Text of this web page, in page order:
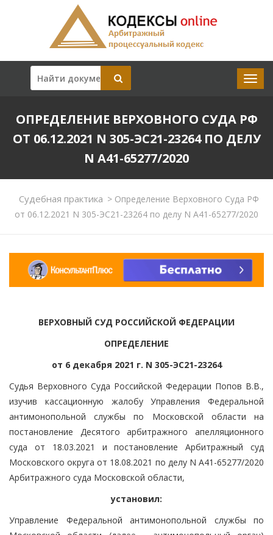
ОПРЕДЕЛЕНИЕ ВЕРХОВНОГО СУДА РФ
ОТ 06.12.2021 N 305-ЭС21-23264 ПО ДЕЛУ
N А41-65277/2020
Судебная практика >Определение Верховного Суда РФ
от 06.12.2021 N 305-ЭС21-23264 по делу N А41-65277/2020
ВЕРХОВНЫЙ СУД РОССИЙСКОЙ ФЕДЕРАЦИИ
ОПРЕДЕЛЕНИЕ
от 6 декабря 2021 г. N 305-ЭС21-23264
Судья Верховного Суда Российской Федерации Попов В.В.,
изучив кассационную жалобу Управления Федеральной
антимонопольной службы по Московской области на
постановление Десятого арбитражного апелляционного
суда от 18.03.2021 и постановление Арбитражный суд
Московского округа от 18.08.2021 по делу N А41-65277/2020
Арбитражного суда Московской области,
установил:
Управление Федеральной антимонопольной службы по